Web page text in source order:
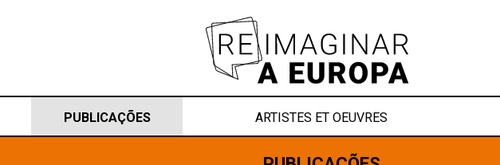
PUBLICAÇÕES ARTISTES ET OEUVRES